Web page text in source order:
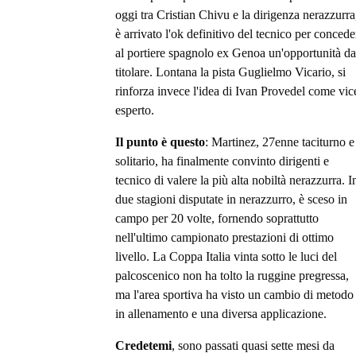
oggi tra Cristian Chivu e la dirigenza
è arrivato l'ok definitivo del tecnico per
al portiere spagnolo ex Genoa un'opportunità da
titolare. Lontana la pista Guglielmo Vicario, si
rinforza invece l'idea di Ivan Provedel come
esperto.
Il punto è questo: Martinez, 27enne taciturno e
solitario, ha finalmente convinto dirigenti e
tecnico di valere la più alta nobiltà nerazzurra.
due stagioni disputate in nerazzurro, è sceso in
campo per 20 volte, fornendo soprattutto
nell'ultimo campionato prestazioni di ottimo
livello. La Coppa Italia vinta sotto le luci del
palcoscenico non ha tolto la ruggine pregressa,
ma l'area sportiva ha visto un cambio di metodo
in allenamento e una diversa applicazione.
Credetemi, sono passati quasi sette mesi da